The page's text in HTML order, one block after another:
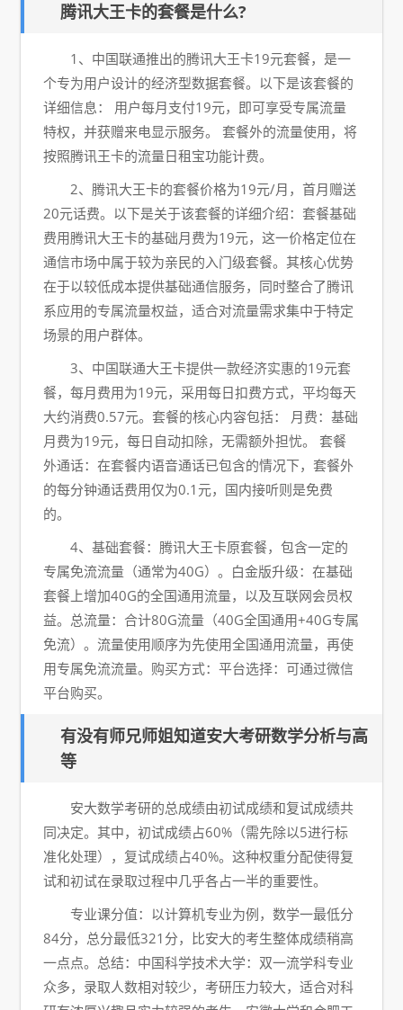
腾讯大王卡的套餐是什么?
1、中国联通推出的腾讯大王卡19元套餐，是一
个专为用户设计的经济型数据套餐。以下是该套餐的
详细信息： 用户每月支付19元，即可享受专属流量
特权，并获赠来电显示服务。 套餐外的流量使用，将
按照腾讯王卡的流量日租宝功能计费。
2、腾讯大王卡的套餐价格为19元/月，首月赠送
20元话费。以下是关于该套餐的详细介绍：套餐基础
费用腾讯大王卡的基础月费为19元，这一价格定位在
通信市场中属于较为亲民的入门级套餐。其核心优势
在于以较低成本提供基础通信服务，同时整合了腾讯
系应用的专属流量权益，适合对流量需求集中于特定
场景的用户群体。
3、中国联通大王卡提供一款经济实惠的19元套
餐，每月费用为19元，采用每日扣费方式，平均每天
大约消费0.57元。套餐的核心内容包括： 月费：基础
月费为19元，每日自动扣除，无需额外担忧。 套餐
外通话：在套餐内语音通话已包含的情况下，套餐外
的每分钟通话费用仅为0.1元，国内接听则是免费
的。
4、基础套餐：腾讯大王卡原套餐，包含一定的
专属免流流量（通常为40G）。白金版升级：在基础
套餐上增加40G的全国通用流量，以及互联网会员权
益。总流量：合计80G流量（40G全国通用+40G专属
免流）。流量使用顺序为先使用全国通用流量，再使
用专属免流流量。购买方式：平台选择：可通过微信
平台购买。
有没有师兄师姐知道安大考研数学分析与高
等
安大数学考研的总成绩由初试成绩和复试成绩共
同决定。其中，初试成绩占60%（需先除以5进行标
准化处理），复试成绩占40%。这种权重分配使得复
试和初试在录取过程中几乎各占一半的重要性。
专业课分值：以计算机专业为例，数学一最低分
84分，总分最低321分，比安大的考生整体成绩稍高
一点点。总结：中国科学技术大学：双一流学科专业
众多，录取人数相对较少，考研压力较大，适合对科